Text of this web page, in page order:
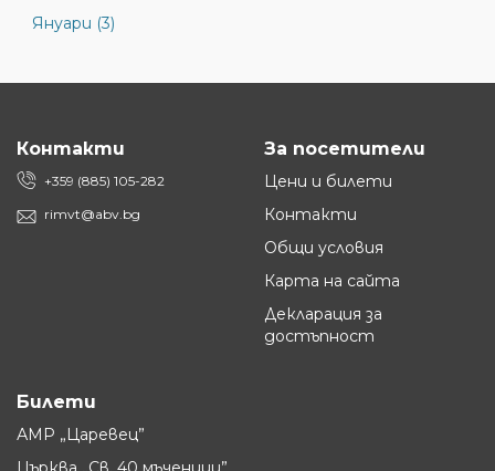
Януари (3)
Контакти
+359 (885) 105-282
rimvt@abv.bg
За посетители
Цени и билети
Контакти
Общи условия
Карта на сайта
Декларация за
достъпност
Билети
АМР „Царевец”